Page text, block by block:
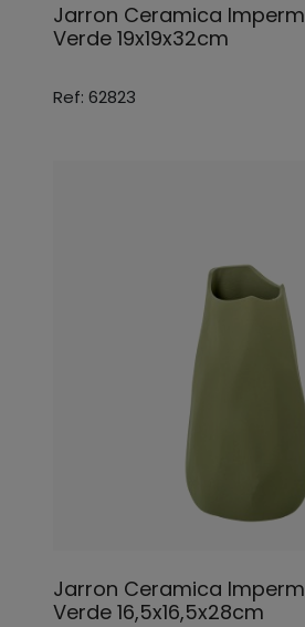
Jarron Ceramica
Verde 19x19x32cm
Ref: 62823
Jarron Ceramica
Verde 16,5x16,5x28cm